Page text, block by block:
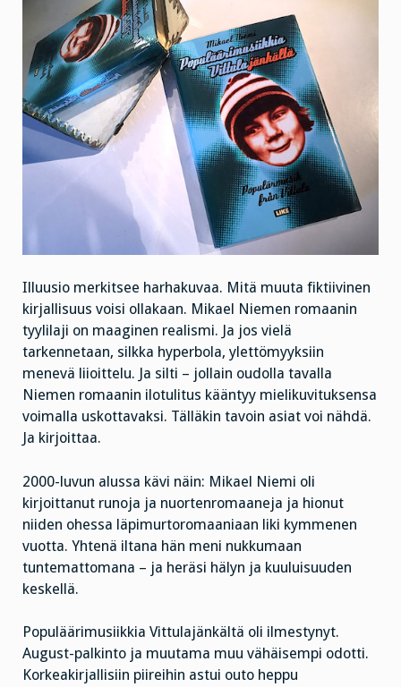
Illuusio merkitsee harhakuvaa. Mitä muuta fiktiivinen
kirjallisuus voisi ollakaan. Mikael Niemen romaanin
tyylilaji on maaginen realismi. Ja jos vielä
tarkennetaan, silkka hyperbola, ylettömyyksiin
menevä liioittelu. Ja silti – jollain oudolla tavalla
Niemen romaanin ilotulitus kääntyy mielikuvituksensa
voimalla uskottavaksi. Tälläkin tavoin asiat voi nähdä.
Ja kirjoittaa.
2000-luvun alussa kävi näin: Mikael Niemi oli
kirjoittanut runoja ja nuortenromaaneja ja hionut
niiden ohessa läpimurtoromaaniaan liki kymmenen
vuotta. Yhtenä iltana hän meni nukkumaan
tuntemattomana – ja heräsi hälyn ja kuuluisuuden
keskellä.
Populäärimusiikkia Vittulajänkältä oli ilmestynyt.
August-palkinto ja muutama muu vähäisempi odotti.
Korkeakirjallisiin piireihin astui outo heppu